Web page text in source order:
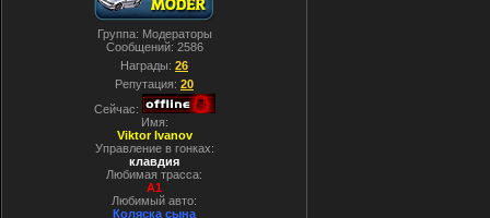
Группа: Модераторы
Сообщений: 2586
Награды: 26
Репутация: 20
Сейчас:
Имя:
Viktor Ivanov
Управление в гонках:
клавдия
Любимая трасса:
A1
Любимый авто:
Коляска сына